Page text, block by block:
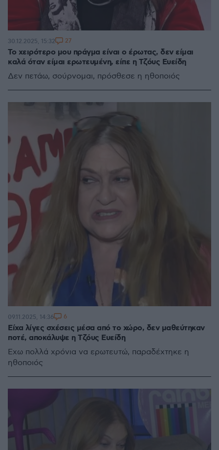
Το χειρότερο μου πράγμα είναι ο έρωτας, δεν είμαι
καλά όταν είμαι ερωτευμένη, είπε η Τζόυς Ευείδη
Δεν πετάω, σούρνομαι, πρόσθεσε η ηθοποιός
30.12.2025, 15:32 27
Είχα λίγες σχέσεις μέσα από το χώρο, δεν μαθεύτηκαν
ποτέ, αποκάλυψε η Τζόυς Ευείδη
Έχω πολλά χρόνια να ερωτευτώ, παραδέχτηκε η
ηθοποιός
09.11.2025, 14:36 6